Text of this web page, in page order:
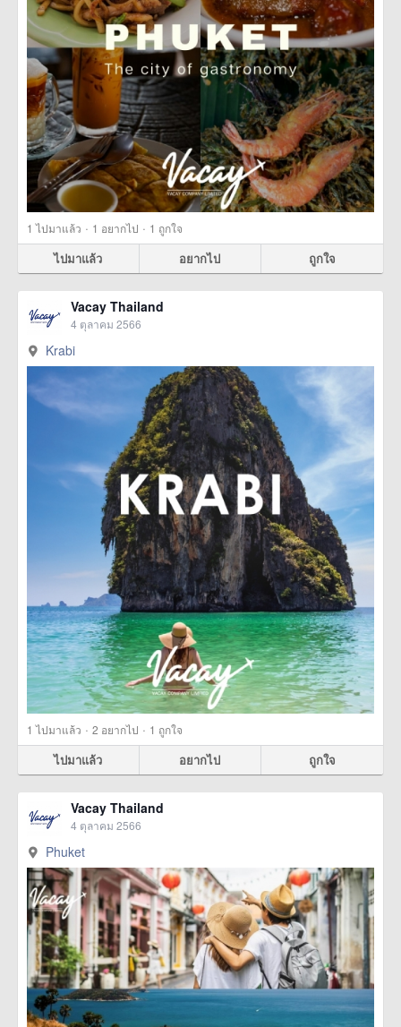
1 ไปมาแล้ว · 1 อยากไป · 1 ถูกใจ
ไปมาแล้ว อยากไป ถูกใจ
Vacay Thailand
4 ตุลาคม 2566
Krabi
1 ไปมาแล้ว · 2 อยากไป · 1 ถูกใจ
ไปมาแล้ว อยากไป ถูกใจ
Vacay Thailand
4 ตุลาคม 2566
Phuket